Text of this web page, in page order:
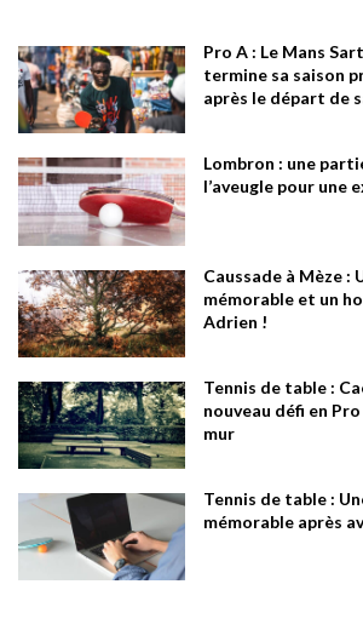
Pro A : Le Mans
termine sa saison
après le départ de
Lombron : une
l’aveugle pour une
Caussade à Mèze :
mémorable et un
Adrien !
Tennis de table :
nouveau défi en
mur
Tennis de table :
mémorable après